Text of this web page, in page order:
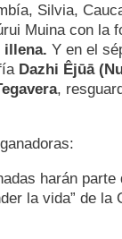
Silvia,
Muina con la
illena. Y en el
Dazhi Êjūā
,
harán
la vida” de la